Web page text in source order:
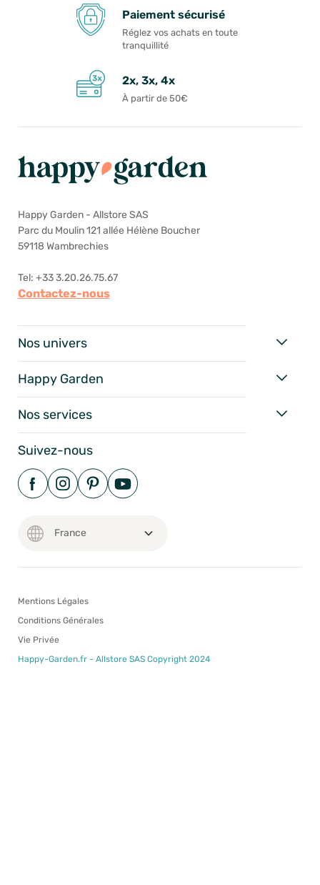
Paiement sécurisé
Réglez vos achats en toute
tranquillité
2x, 3x, 4x
À partir de 50€
Happy Garden - Allstore SAS
Parc du Moulin 121 allée Hélène Boucher
59118 Wambrechies
Tel: +33 3.20.26.75.67
Contactez-nous
Nos univers
Happy Garden
Nos services
Suivez-nous
Mentions Légales
Conditions Générales
Vie Privée
Happy-Garden.fr - Allstore SAS Copyright 2024